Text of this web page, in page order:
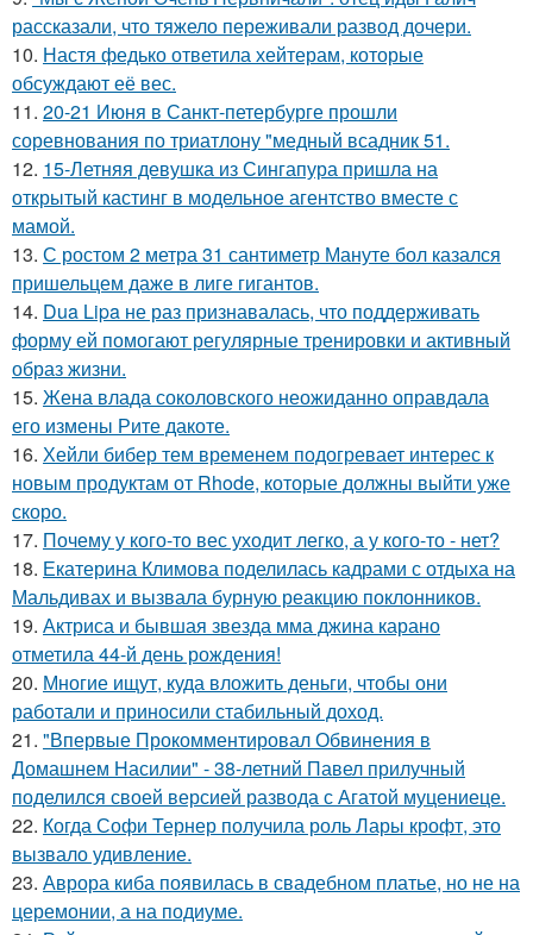
рассказали, что тяжело переживали развод дочери.
10. Настя федько ответила хейтерам, которые
обсуждают её вес.
11. 20-21 Июня в Санкт-петербурге прошли
соревнования по триатлону "медный всадник 51.
12. 15-Летняя девушка из Сингапура пришла на
открытый кастинг в модельное агентство вместе с
мамой.
13. С ростом 2 метра 31 сантиметр Мануте бол казался
пришельцем даже в лиге гигантов.
14. Dua Lipa не раз признавалась, что поддерживать
форму ей помогают регулярные тренировки и активный
образ жизни.
15. Жена влада соколовского неожиданно оправдала
его измены Рите дакоте.
16. Хейли бибер тем временем подогревает интерес к
новым продуктам от Rhode, которые должны выйти уже
скоро.
17. Почему у кого-то вес уходит легко, а у кого-то - нет?
18. Екатерина Климова поделилась кадрами с отдыха на
Мальдивах и вызвала бурную реакцию поклонников.
19. Актриса и бывшая звезда мма джина карано
отметила 44-й день рождения!
20. Многие ищут, куда вложить деньги, чтобы они
работали и приносили стабильный доход.
21. "Впервые Прокомментировал Обвинения в
Домашнем Насилии" - 38-летний Павел прилучный
поделился своей версией развода с Агатой муцениеце.
22. Когда Софи Тернер получила роль Лары крофт, это
вызвало удивление.
23. Аврора киба появилась в свадебном платье, но не на
церемонии, а на подиуме.